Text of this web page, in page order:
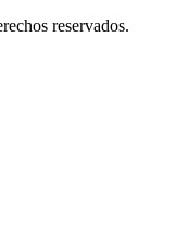
reservados.